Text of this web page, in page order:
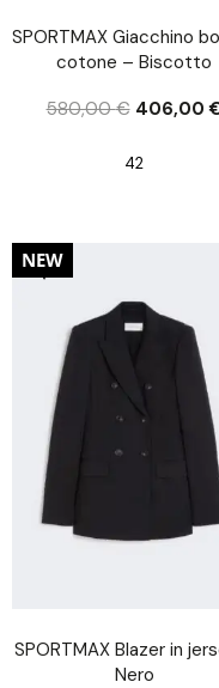
SPORTMAX Giacchino
cotone – Biscotto
580,00€ 406,00
42
30%
NEW
SPORTMAX Blazer in
Nero